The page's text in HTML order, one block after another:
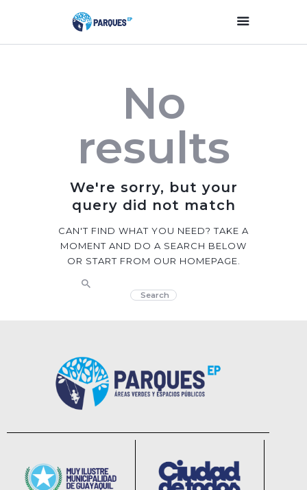
Parques Y Plazas
Participación
Ciudadana
Planificación
Transparencia
Contacto
No
results
We're sorry, but your
query did not match
CAN'T FIND WHAT YOU NEED? TAKE A
MOMENT AND DO A SEARCH BELOW
OR START FROM OUR HOMEPAGE